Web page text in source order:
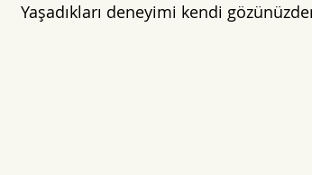
Yaşadıkları deneyimi kendi